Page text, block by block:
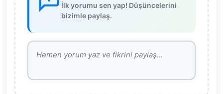
İlk yorumu sen yap! Düşüncelerini
bizimle paylaş.